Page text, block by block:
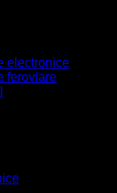
electronice
feroviare